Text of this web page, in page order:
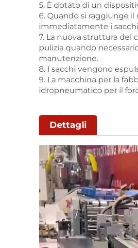
5. È dotato di un
6. Quando si raggiunge
immediatamente i
7. La nuova struttura del
pulizia quando
manutenzione.
8. I sacchi vengono
9. La macchina per la
idropneumatico per il
Dettagli